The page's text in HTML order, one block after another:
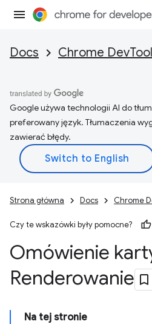
Docs Chrome
Google używa technologii AI do
preferowany język. Tłumaczenia
zawierać błędy.
Strona główna Docs Chrome
Czy te wskazówki były pomocne?
Omówienie
Renderowanie
Na tej stronie